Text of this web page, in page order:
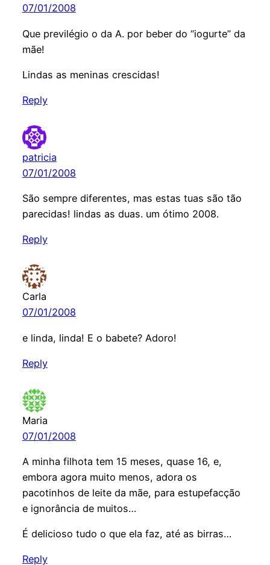
07/01/2008
Que previlégio o da A. por beber do “iogurte” da
mãe!
Lindas as meninas crescidas!
Reply
patricia
07/01/2008
São sempre diferentes, mas estas tuas são tão
parecidas! lindas as duas. um ótimo 2008.
Reply
Carla
07/01/2008
e linda, linda! E o babete? Adoro!
Reply
Maria
07/01/2008
A minha filhota tem 15 meses, quase 16, e,
embora agora muito menos, adora os
pacotinhos de leite da mãe, para estupefacção
e ignorância de muitos…
É delicioso tudo o que ela faz, até as birras…
Reply